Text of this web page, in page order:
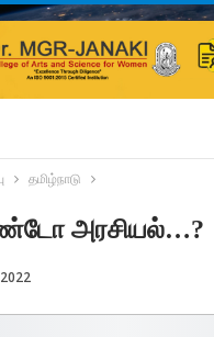
தமிழ்நாடு
அரசியல்…?